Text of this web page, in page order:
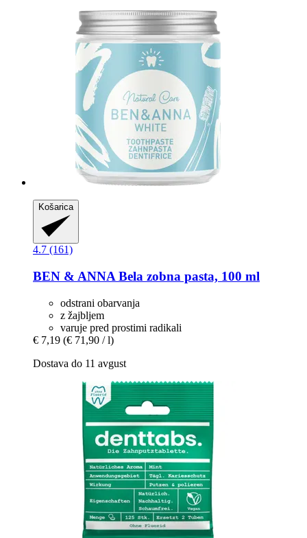
Košarica
4.7 (161)
BEN & ANNA Bela zobna pasta, 100 ml
odstrani obarvanja
z žajbljem
varuje pred prostimi radikali
€ 7,19 (€ 71,90 / l)
Dostava do 11 avgust